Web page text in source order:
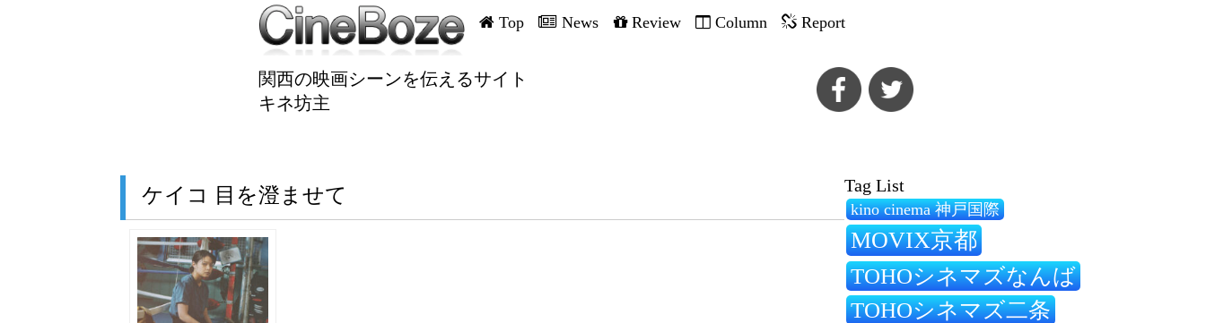
Top News Review Column Report
関西の映画シーンを伝えるサイト
キネ坊主
ケイコ 目を澄ませて Tag List
kino cinema 神戸国際
MOVIX京都
TOHOシネマズなんば
TOHOシネマズ二条